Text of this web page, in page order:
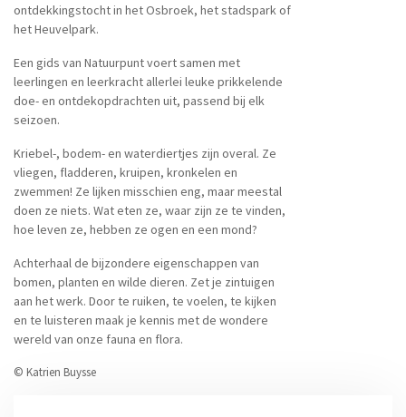
ontdekkingstocht in het Osbroek, het stadspark of
het Heuvelpark.
Een gids van Natuurpunt voert samen met
leerlingen en leerkracht allerlei leuke prikkelende
doe- en ontdekopdrachten uit, passend bij elk
seizoen.
Kriebel-, bodem- en waterdiertjes zijn overal. Ze
vliegen, fladderen, kruipen, kronkelen en
zwemmen! Ze lijken misschien eng, maar meestal
doen ze niets. Wat eten ze, waar zijn ze te vinden,
hoe leven ze, hebben ze ogen en een mond?
Achterhaal de bijzondere eigenschappen van
bomen, planten en wilde dieren. Zet je zintuigen
aan het werk. Door te ruiken, te voelen, te kijken
en te luisteren maak je kennis met de wondere
wereld van onze fauna en flora.
© Katrien Buysse